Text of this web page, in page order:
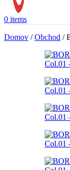
0 items
Domov /Obchod /